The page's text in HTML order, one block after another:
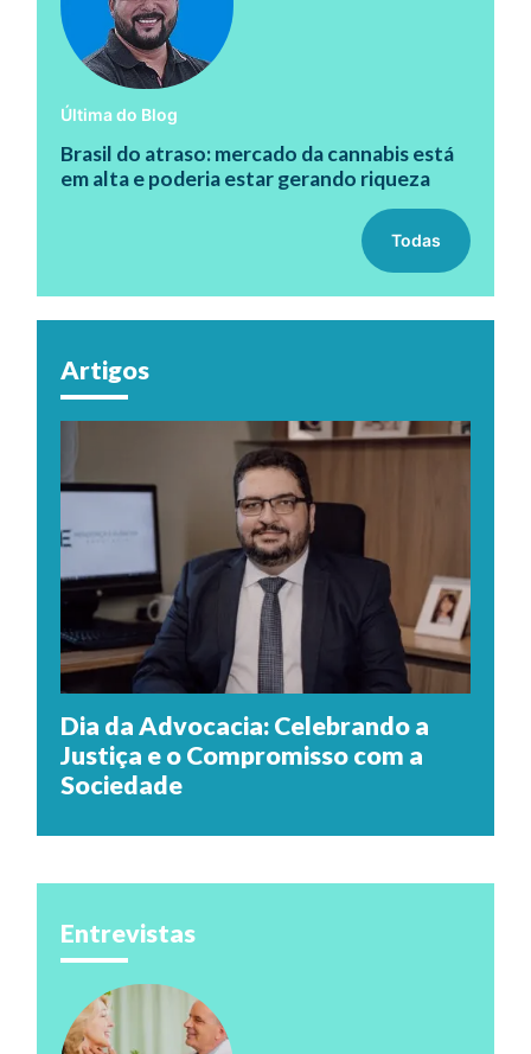
Última do Blog
Brasil do atraso: mercado da cannabis está
em alta e poderia estar gerando riqueza
Todas
Artigos
Dia da Advocacia: Celebrando a
Justiça e o Compromisso com a
Sociedade
Entrevistas